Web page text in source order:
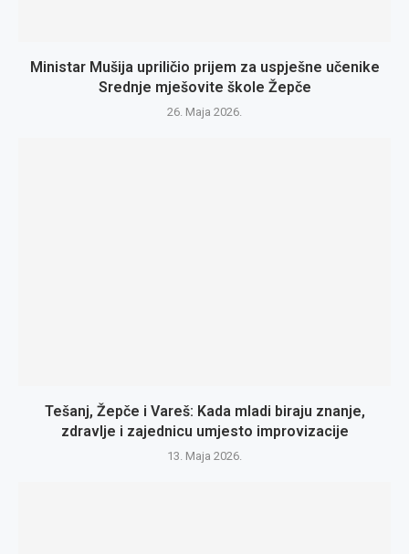
Ministar Mušija upriličio prijem za uspješne učenike
Srednje mješovite škole Žepče
26. Maja 2026.
Tešanj, Žepče i Vareš: Kada mladi biraju znanje,
zdravlje i zajednicu umjesto improvizacije
13. Maja 2026.